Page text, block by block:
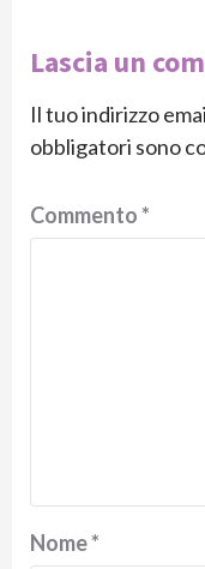
Lascia un
Il tuo indirizzo
obbligatori sono
Commento*
Nome*